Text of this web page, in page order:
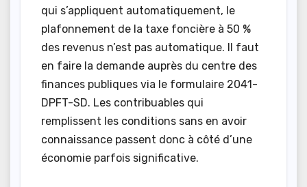
qui s’appliquent automatiquement, le
plafonnement de la taxe foncière à 50 %
des revenus n’est pas automatique. Il faut
en faire la demande auprès du centre des
finances publiques via le formulaire 2041-
DPFT-SD. Les contribuables qui
remplissent les conditions sans en avoir
connaissance passent donc à côté d’une
économie parfois significative.